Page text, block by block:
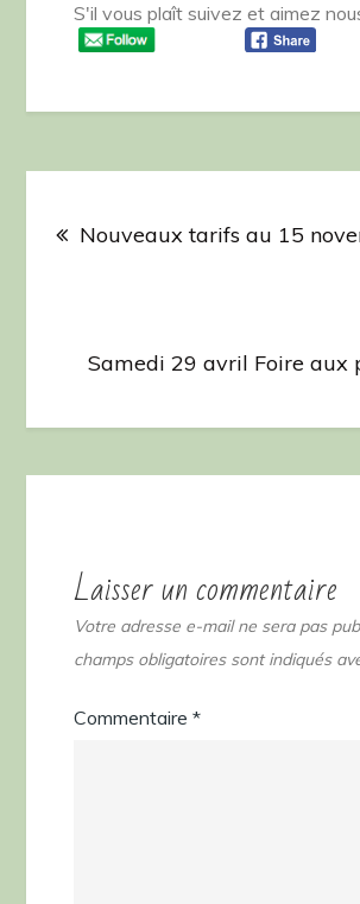
S'il vous plaît suivez et aimez
Navigation
de
l’article
Nouveaux tarifs au 15
Samedi 29 avril Foire aux
Laisser un commentaire
Votre adresse e-mail ne sera pas
champs obligatoires sont indiqués
Commentaire*